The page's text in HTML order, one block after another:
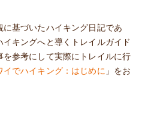
基づいたハイキング日記であ
イキングへと導くトレイルガイド
参考にして実際にトレイルに行
イでハイキング：はじめに 」をお